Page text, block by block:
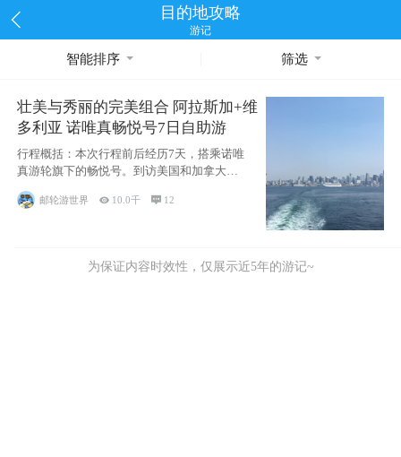
目的地攻略
游记
智能排序 筛选
壮美与秀丽的完美组合 阿拉斯加+维
多利亚 诺唯真畅悦号7日自助游
行程概括：本次行程前后经历7天，搭乘诺唯
真游轮旗下的畅悦号。到访美国和加拿大的4
个州/省：美国华盛顿州
邮轮游世界  10.0千  12
为保证内容时效性，仅展示近5年的游记~